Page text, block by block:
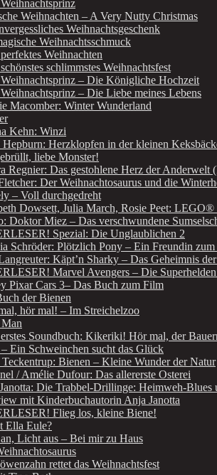
Weihnachten – A Very Nutty Christmas
Weihnachtsgeschenk
Weihnachtsschmuck
Weihnachten
schlimmstes Weihnachtsfest
– Die Königliche Hochzeit
– Die Liebe meines Lebens
Macomber: Winter Wunderland
Kehn: Winzi
Herzklopfen in der kleinen
liebe Monster!
Regnier: Das gestohlene Herz der Anderwelt
Der Weihnachtosaurus und die
– Voll durchgedreht
Dowsett, Julia March, Rosie Peet:
Doktor Miez – Das verschwundene
Spezial: Die Unglaublichen 2
Schröder: Plötzlich Pony – Ein Freundin zum
Käpt’n Sharky – Das Geheimnis
Marvel Avengers – Die
Pixar Cars 3– Das Buch zum Film
der Bienen
hör mal! – Im Streichelzoo
Soundbuch: Kikeriki! Hör mal, der
Ein Schweinchen sucht das Glück
Bienen – Kleine Wunder der Natur
/ Amélie Dufour: Das allererste Osterei
Die Trabbel-Drillinge: Heimweh-Blues
mit Kinderbuchautorin Anja Janotta
Flieg los, kleine Biene!
Ella Eule?
Licht aus – Bei mir zu Haus
rettet das Weihnachtsfest